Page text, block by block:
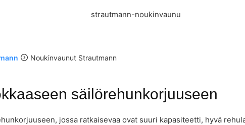
Noukinvaunut Strautmann
säilörehunkorjuuseen
jossa ratkaisevaa ovat suuri kapasiteetti, hyvä